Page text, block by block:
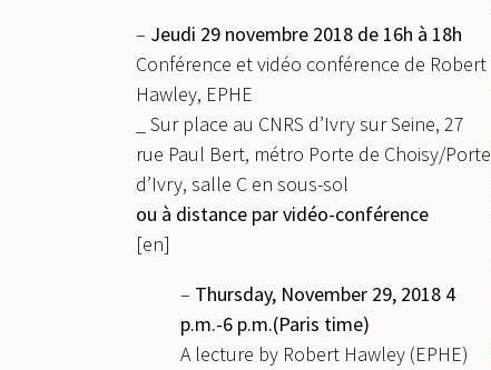
– Jeudi 29 novembre 2018 de 16h à 18h
Conférence et vidéo conférence de Robert
Hawley, EPHE
_ Sur place au CNRS d’Ivry sur Seine, 27
rue Paul Bert, métro Porte de Choisy/Porte
d’Ivry, salle C en sous-sol
ou à distance par vidéo-conférence
[en]
– Thursday, November 29, 2018 4
p.m.-6 p.m.(Paris time)
A lecture by Robert Hawley (EPHE)